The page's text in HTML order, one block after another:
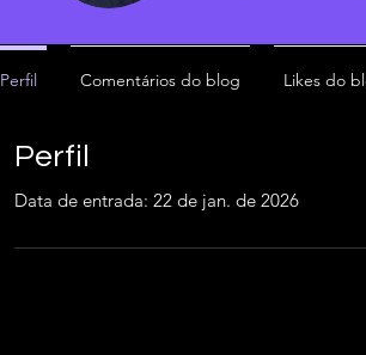
Perfil
Data de entrada: 22 de jan. de 2026
Perfil Comentários do blog Likes do